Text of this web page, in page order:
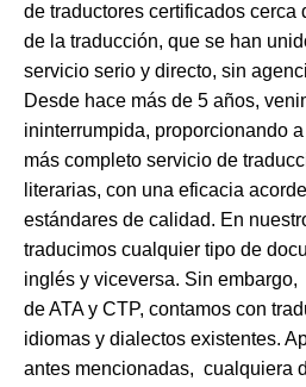
de traductores certificados
de la traducción, que se han
servicio serio y directo, sin
Desde hace más de 5 años,
ininterrumpida, proporcionando
más completo servicio de
literarias, con una eficacia
estándares de calidad. En
traducimos cualquier tipo de
inglés y viceversa. Sin
de ATA y CTP, contamos con
idiomas y dialectos existentes.
antes mencionadas, cualquiera